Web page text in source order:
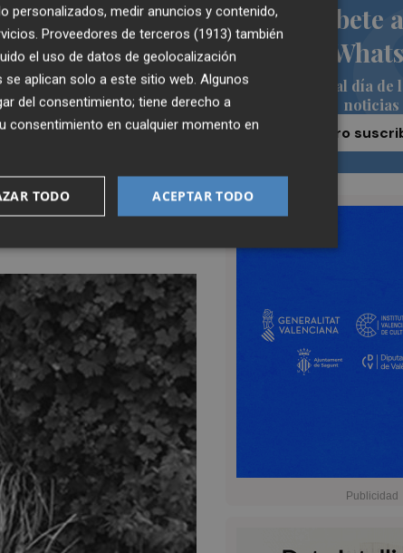
Suscríbete
de
Siempre al día de
noticias
¡Quiero
debería ver, no
para la búsqueda de
Como dato curioso, y
seleccionados tienen
personalizados, medir anuncios y contenido,
Proveedores de terceros (1913) también
el uso de datos de geolocalización
aplican solo a este sitio web. Algunos
del consentimiento; tiene derecho a
consentimiento en cualquier momento en
ACEPTAR TODO
TODO